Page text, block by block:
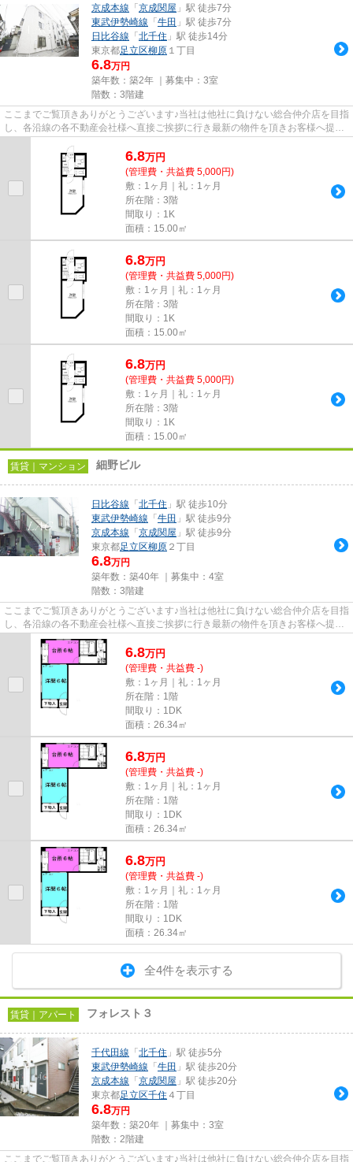
京成本線 「 京成関屋 」駅 徒歩7分
東武伊勢崎線 「 牛田 」駅 徒歩7分
日比谷線 「 北千住 」駅 徒歩14分
東京都足立区柳原 １丁目
6.8万円
築年数：築2年 ｜募集中： 3室
階数：3階建
ここまでご覧頂きありがとうございます♪当社は他社に負けない総合仲介店を目指
し、各沿線の各不動産会社様へ直接ご挨拶に行き最新の物件を頂きお客様へ提供
6.8万円
(管理費・共益費 5,000円)
敷：1ヶ月｜礼：1ヶ月
所在階：3階
間取り：1K
面積：15.00㎡
6.8万円
(管理費・共益費 5,000円)
敷：1ヶ月｜礼：1ヶ月
所在階：3階
間取り：1K
面積：15.00㎡
6.8万円
(管理費・共益費 5,000円)
敷：1ヶ月｜礼：1ヶ月
所在階：3階
間取り：1K
面積：15.00㎡
賃貸｜マンション 細野ビル
日比谷線 「 北千住 」駅 徒歩10分
東武伊勢崎線 「 牛田 」駅 徒歩9分
京成本線 「 京成関屋 」駅 徒歩9分
東京都足立区柳原 ２丁目
6.8万円
築年数：築40年 ｜募集中： 4室
階数：3階建
ここまでご覧頂きありがとうございます♪当社は他社に負けない総合仲介店を目指
し、各沿線の各不動産会社様へ直接ご挨拶に行き最新の物件を頂きお客様へ提供
しております！最新の情報は...
6.8万円
(管理費・共益費 -)
敷：1ヶ月｜礼：1ヶ月
所在階：1階
間取り：1DK
面積：26.34㎡
6.8万円
(管理費・共益費 -)
敷：1ヶ月｜礼：1ヶ月
所在階：1階
間取り：1DK
面積：26.34㎡
6.8万円
(管理費・共益費 -)
敷：1ヶ月｜礼：1ヶ月
所在階：1階
間取り：1DK
面積：26.34㎡
全4件を表示する
賃貸｜アパート フォレスト３
千代田線 「 北千住 」駅 徒歩5分
東武伊勢崎線 「 牛田 」駅 徒歩20分
京成本線 「 京成関屋 」駅 徒歩20分
東京都足立区千住 ４丁目
6.8万円
築年数：築20年 ｜募集中： 3室
階数：2階建
ここまでご覧頂きありがとうございます♪当社は他社に負けない総合仲介店を目指